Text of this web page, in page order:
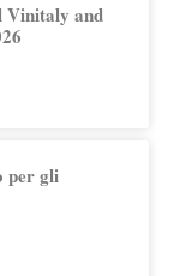
Vinitaly and
per gli